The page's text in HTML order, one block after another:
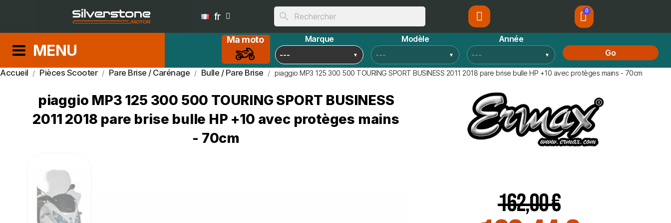
fr search
MENU
Ma moto Marque Modèle
Année
Go
Accueil Pièces Scooter Pare Brise / Carénage Bulle / Pare Brise piaggio MP3 125 300 500 TOURING SPORT BUSINESS 2011 2018 pare brise bulle HP +10 avec protèges mains - 70cm
piaggio MP3 125 300 500 TOURING SPORT BUSINESS
2011 2018 pare brise bulle HP +10 avec protèges mains
- 70cm
162,00 €